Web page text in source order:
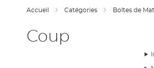
Accueil Catégories Boîtes de
Coup